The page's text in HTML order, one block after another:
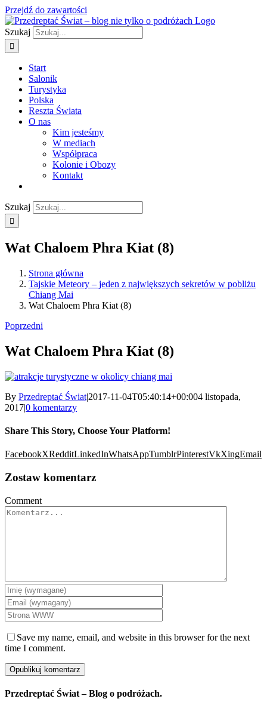
Przejdź do zawartości
Szukaj
Start
Salonik
Turystyka
Polska
Reszta Świata
O nas
Kim jesteśmy
W mediach
Współpraca
Kolonie i Obozy
Kontakt
Szukaj
Wat Chaloem Phra Kiat (8)
Strona główna
Tajskie Meteory – jeden z największych sekretów w pobliżu
Chiang Mai
Wat Chaloem Phra Kiat (8)
Poprzedni
Wat Chaloem Phra Kiat (8)
By Przedreptać Świat|2017-11-04T05:40:14+00:004 listopada,
2017|0 komentarzy
Share This Story, Choose Your Platform!
FacebookXRedditLinkedInWhatsAppTumblrPinterestVkXingEmail
Zostaw komentarz
Comment
Save my name, email, and website in this browser for the next
time I comment.
Przedreptać Świat – Blog o podróżach.